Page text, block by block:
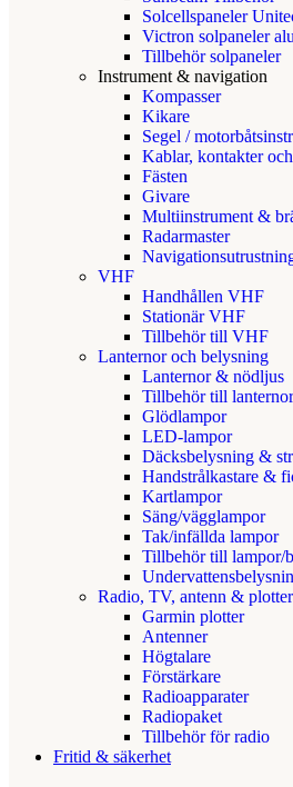
Solcellspaneler
Victron solpaneler
Tillbehör solpaneler
Instrument & navigation
Kompasser
Kikare
Segel /
Kablar, kontakter
Fästen
Givare
Multiinstrument &
Radarmaster
VHF
Handhållen VHF
Stationär VHF
Tillbehör till VHF
Lanternor och belysning
Lanternor & nödljus
Tillbehör till lanternor
Glödlampor
LED-lampor
Däcksbelysning &
Handstrålkastare &
Kartlampor
Säng/vägglampor
Tak/infällda lampor
Tillbehör till lampor/
Radio, TV, antenn & plotter
Garmin plotter
Antenner
Högtalare
Förstärkare
Radioapparater
Radiopaket
Tillbehör för radio
Fritid & säkerhet